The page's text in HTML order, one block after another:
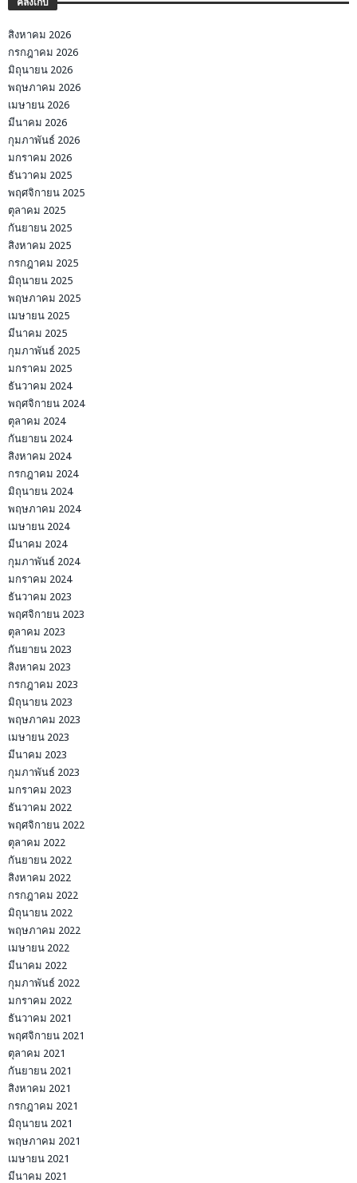
คลังเก็บ
สิงหาคม 2026
กรกฎาคม 2026
มิถุนายน 2026
พฤษภาคม 2026
เมษายน 2026
มีนาคม 2026
กุมภาพันธ์ 2026
มกราคม 2026
ธันวาคม 2025
พฤศจิกายน 2025
ตุลาคม 2025
กันยายน 2025
สิงหาคม 2025
กรกฎาคม 2025
มิถุนายน 2025
พฤษภาคม 2025
เมษายน 2025
มีนาคม 2025
กุมภาพันธ์ 2025
มกราคม 2025
ธันวาคม 2024
พฤศจิกายน 2024
ตุลาคม 2024
กันยายน 2024
สิงหาคม 2024
กรกฎาคม 2024
มิถุนายน 2024
พฤษภาคม 2024
เมษายน 2024
มีนาคม 2024
กุมภาพันธ์ 2024
มกราคม 2024
ธันวาคม 2023
พฤศจิกายน 2023
ตุลาคม 2023
กันยายน 2023
สิงหาคม 2023
กรกฎาคม 2023
มิถุนายน 2023
พฤษภาคม 2023
เมษายน 2023
มีนาคม 2023
กุมภาพันธ์ 2023
มกราคม 2023
ธันวาคม 2022
พฤศจิกายน 2022
ตุลาคม 2022
กันยายน 2022
สิงหาคม 2022
กรกฎาคม 2022
มิถุนายน 2022
พฤษภาคม 2022
เมษายน 2022
มีนาคม 2022
กุมภาพันธ์ 2022
มกราคม 2022
ธันวาคม 2021
พฤศจิกายน 2021
ตุลาคม 2021
กันยายน 2021
สิงหาคม 2021
กรกฎาคม 2021
มิถุนายน 2021
พฤษภาคม 2021
เมษายน 2021
มีนาคม 2021